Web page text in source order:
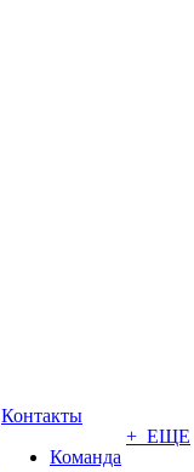
Контакты
Команда
+ ЕЩЕ